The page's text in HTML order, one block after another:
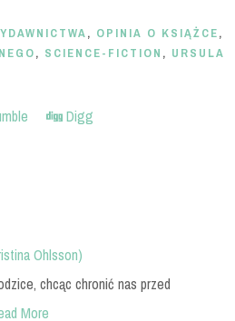
, OPINIA O KSIĄŻCE,
, SCIENCE-FICTION , URSULA
Digg
Ohlsson)
chcąc chronić nas przed
More